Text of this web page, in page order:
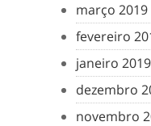
março 2019
fevereiro
janeiro 2019
dezembro
novembro